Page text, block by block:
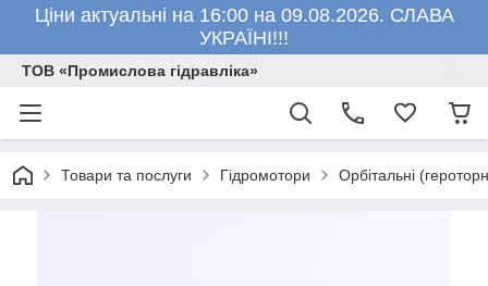
Ціни актуальні на 16:00 на 09.08.2026. СЛАВА
УКРАЇНІ!!!
ТОВ «Промислова гідравліка»
Товари та послуги Гідромотори Орбітальні